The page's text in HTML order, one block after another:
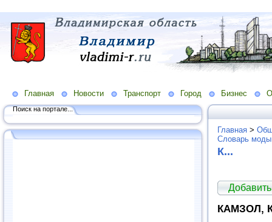
Главная Новости Транспорт Город Бизнес
Поиск на портале...
Главная >
Словарь
К...
КАМЗОЛ,